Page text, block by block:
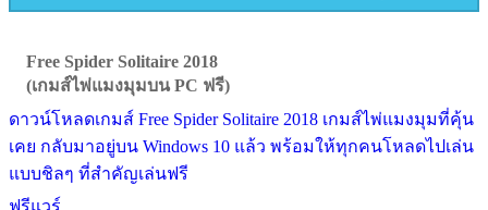
Free Spider Solitaire 2018
(เกมส์ไพ่แมงมุมบน PC ฟรี)
ดาวน์โหลดเกมส์ Free Spider Solitaire 2018 เกมส์ไพ่แมงมุมที่คุ้น
เคย กลับมาอยู่บน Windows 10 แล้ว พร้อมให้ทุกคนโหลดไปเล่น
แบบชิลๆ ที่สำคัญเล่นฟรี
ฟรีแวร์